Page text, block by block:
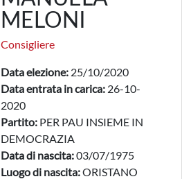
MELONI
Consigliere
Data elezione: 25/10/2020
Data entrata in carica: 26-10-
2020
Partito: PER PAU INSIEME IN
DEMOCRAZIA
Data di nascita:03/07/1975
Luogo di nascita:ORISTANO